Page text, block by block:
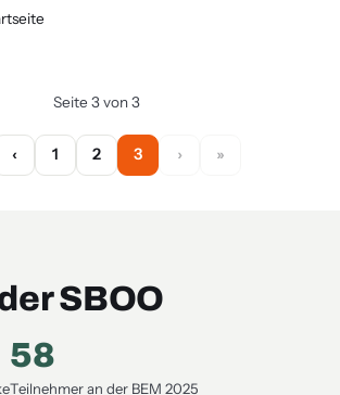
Seite 3 von 3
1 2 3
SBOO
58
Teilnehmer an der BEM 2025